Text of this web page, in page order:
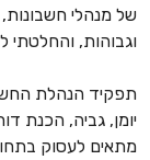
של מנהלי
וגבוהות,
תפקיד הנהלת
יומן, גביה, הכנת
מתאים לעסוק